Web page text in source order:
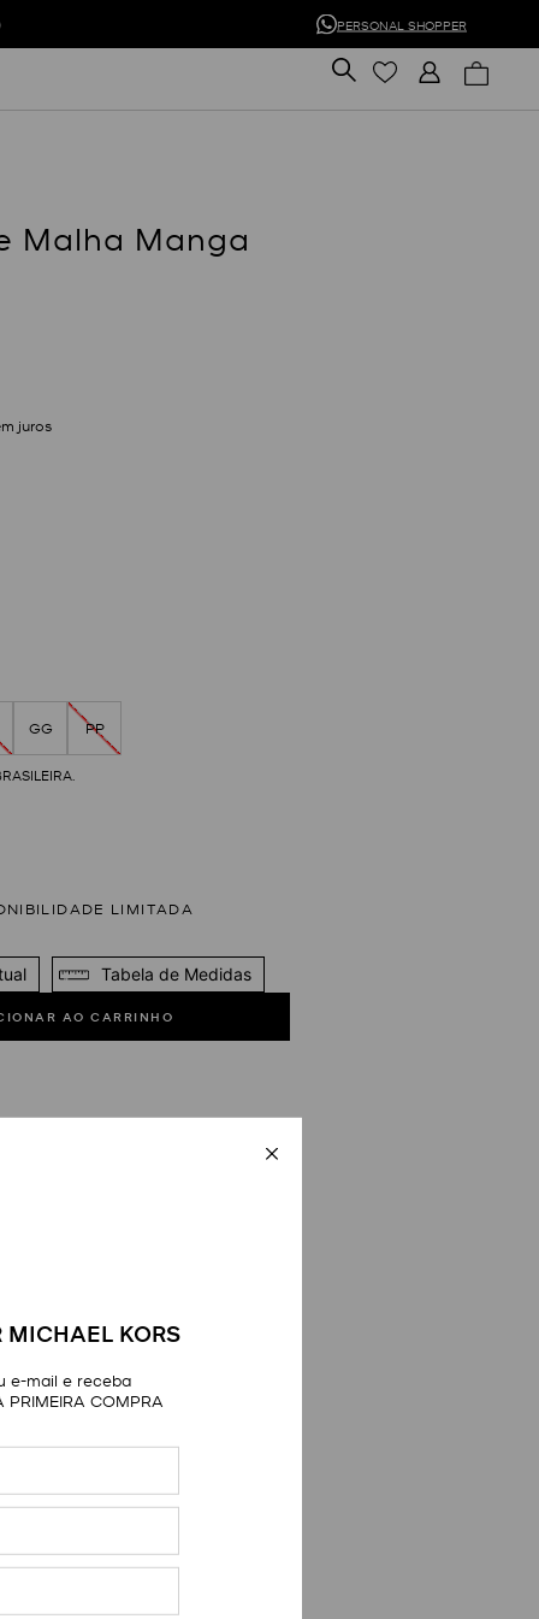
MICHAEL KORS
e-mail e receba
PRIMEIRA COMPRA
PERSONAL SHOPPER
Malha Manga
juros
GG PP
Tabela de Medidas